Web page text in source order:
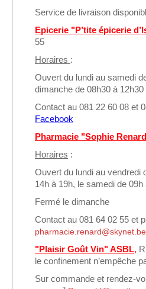
Service de livraison
Epicerie "P’tite épicerie
55
Horaires :
Ouvert du lundi au samedi
dimanche de 08h30 à 12h30
Contact au 081 22 60 08 et
Facebook
Pharmacie "Sophie
Horaires :
Ouvert du lundi au vendredi
14h à 19h, le samedi de 09h
Fermé le dimanche
Contact au 081 64 02 55 et
pharmacie.renard@skynet.be
"Plaisir Goût Vin" ASBL,
le confinement n’empêche
Sur commande et rendez-